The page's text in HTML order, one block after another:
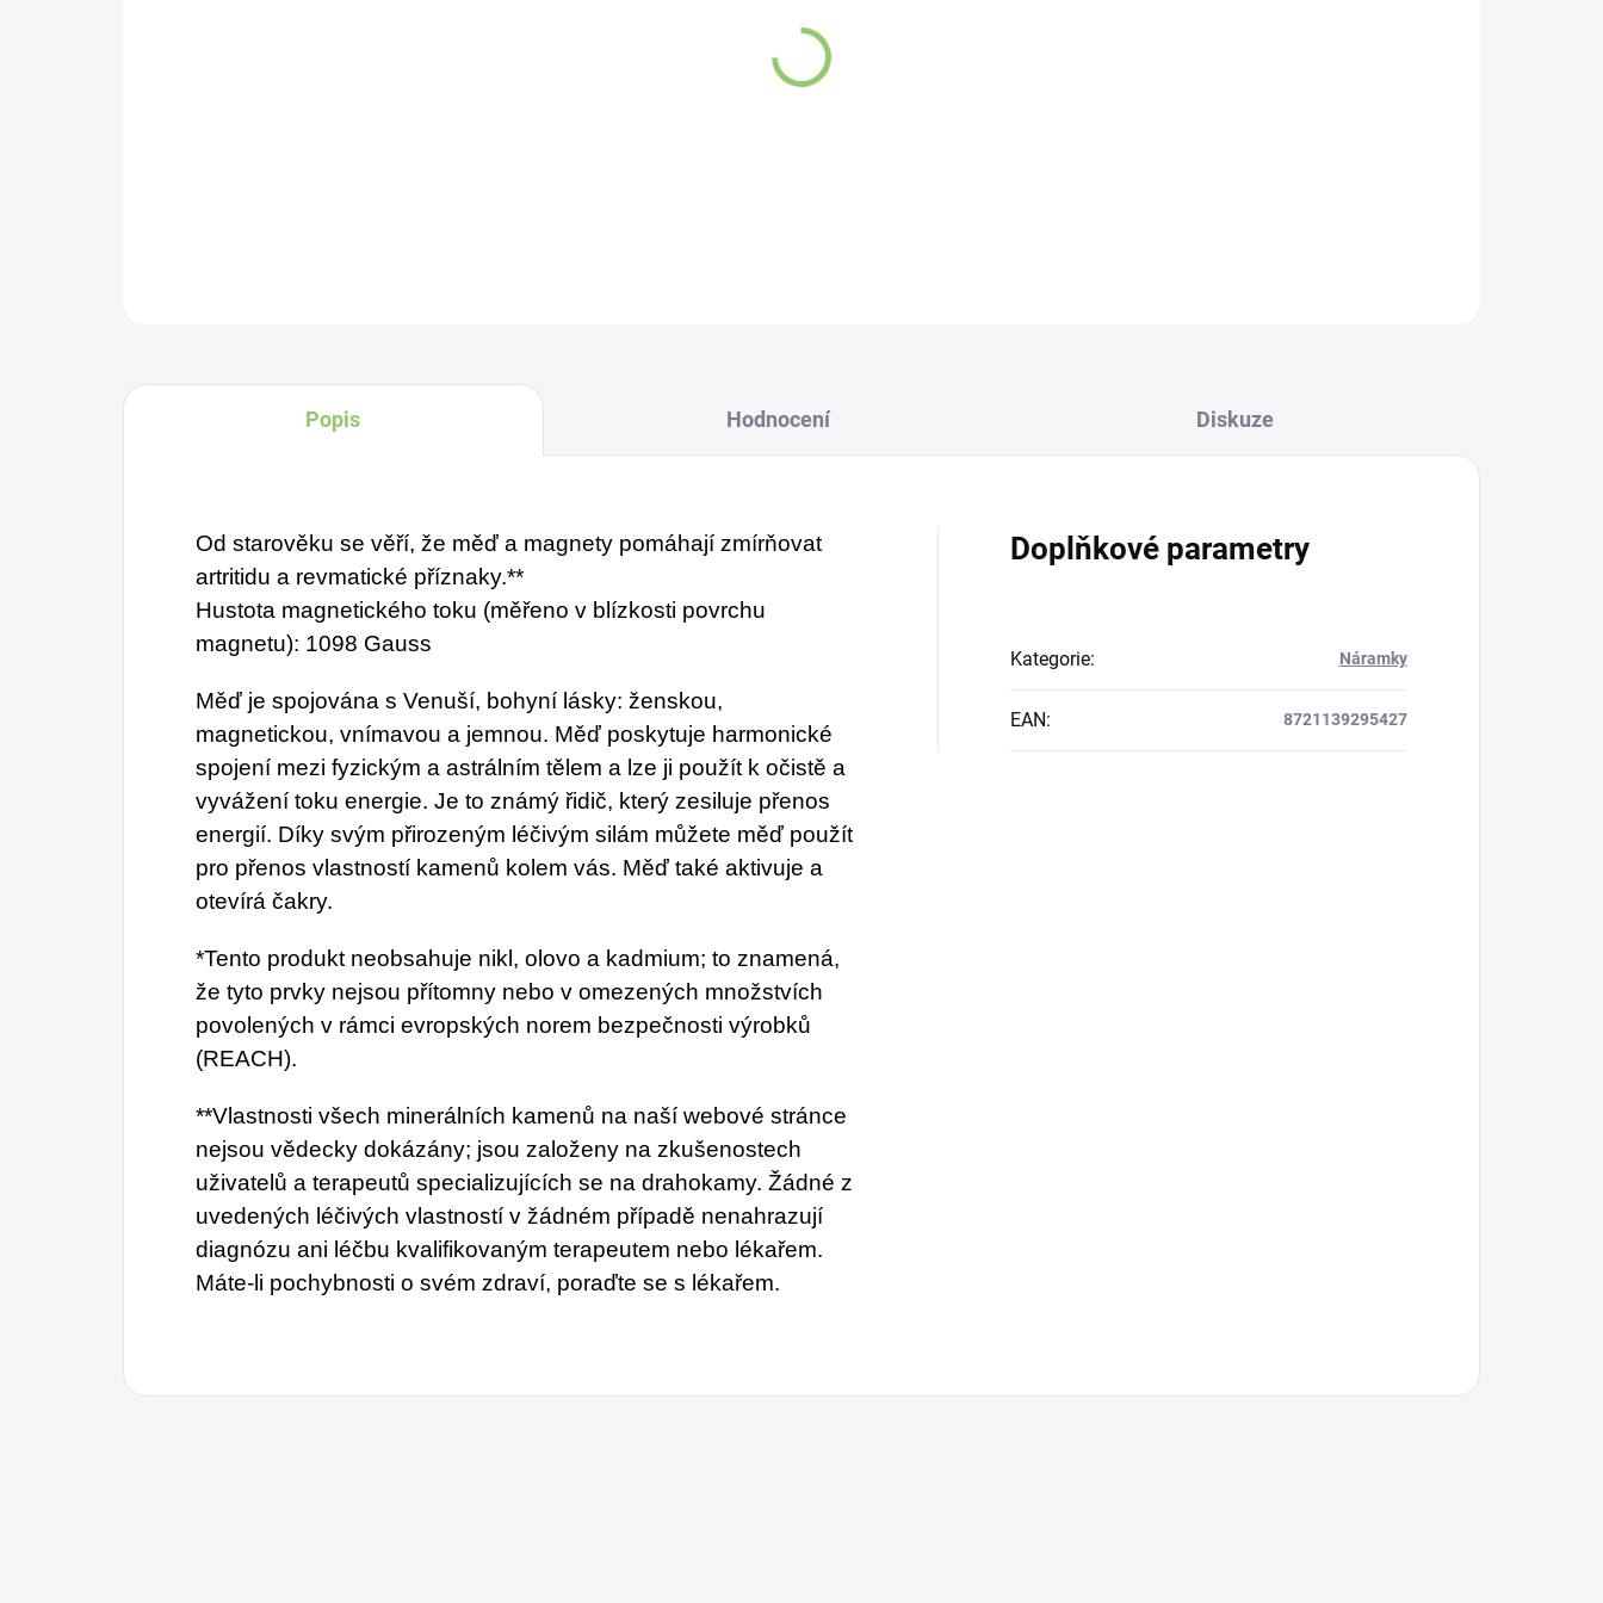
Popis Hodnocení Diskuze
Od starověku se věří, že měď a magnety pomáhají zmírňovat
artritidu a revmatické příznaky.**
Hustota magnetického toku (měřeno v blízkosti povrchu
magnetu): 1098 Gauss
Měď je spojována s Venuší, bohyní lásky: ženskou,
magnetickou, vnímavou a jemnou. Měď poskytuje harmonické
spojení mezi fyzickým a astrálním tělem a lze ji použít k očistě a
vyvážení toku energie. Je to známý řidič, který zesiluje přenos
energií. Díky svým přirozeným léčivým silám můžete měď použít
pro přenos vlastností kamenů kolem vás. Měď také aktivuje a
otevírá čakry.
*Tento produkt neobsahuje nikl, olovo a kadmium; to znamená,
že tyto prvky nejsou přítomny nebo v omezených množstvích
povolených v rámci evropských norem bezpečnosti výrobků
(REACH).
**Vlastnosti všech minerálních kamenů na naší webové stránce
nejsou vědecky dokázány; jsou založeny na zkušenostech
uživatelů a terapeutů specializujících se na drahokamy. Žádné z
uvedených léčivých vlastností v žádném případě nenahrazují
diagnózu ani léčbu kvalifikovaným terapeutem nebo lékařem.
Máte-li pochybnosti o svém zdraví, poraďte se s lékařem.
Doplňkové parametry
Kategorie: Náramky
EAN: 8721139295427